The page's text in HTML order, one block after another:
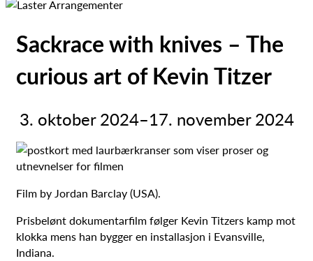
Sackrace with knives – The
curious art of Kevin Titzer
3. oktober 2024–17. november 2024
Film by Jordan Barclay (USA).
Prisbelønt dokumentarfilm følger Kevin Titzers kamp mot
klokka mens han bygger en installasjon i Evansville,
Indiana.